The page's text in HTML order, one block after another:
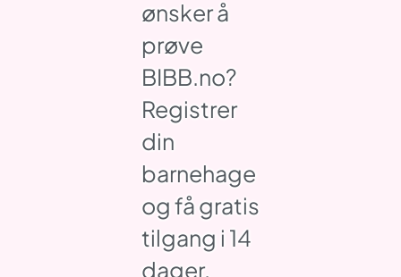
ønsker å
prøve
BIBB.no?
Registrer
din
barnehage
og få gratis
tilgang i 14
dager.